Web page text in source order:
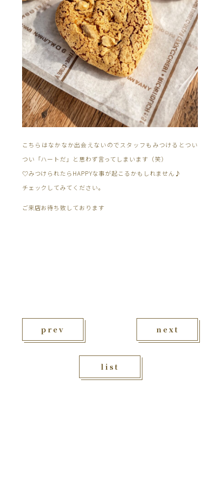
こちらはなかなか出会えないのでスタッフもみつけるとつい
つい「ハートだ」と思わず言ってしまいます（笑）
♡みつけられたらHAPPYな事が起こるかもしれません♪
チェックしてみてください。
ご来店お待ち致しております
prev
list
next